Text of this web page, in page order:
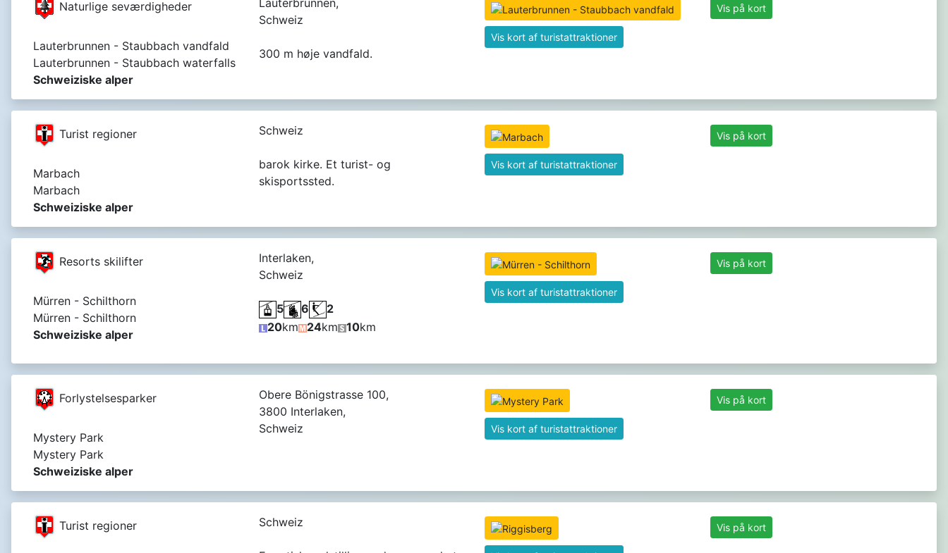
Naturlige seværdigheder
Lauterbrunnen - Staubbach vandfald
Lauterbrunnen - Staubbach waterfalls
Schweiziske alper
Lauterbrunnen,
Schweiz
300 m høje vandfald.
Vis kort af turistattraktioner
Vis på kort
Turist regioner
Marbach
Marbach
Schweiziske alper
Schweiz
barok kirke. Et turist- og
skisportssted.
Vis kort af turistattraktioner
Vis på kort
Resorts skilifter
Mürren - Schilthorn
Mürren - Schilthorn
Schweiziske alper
Interlaken,
Schweiz
5 6
2
20km 24km 10km
Vis kort af turistattraktioner
Vis på kort
Forlystelsesparker
Mystery Park
Mystery Park
Schweiziske alper
Obere Bönigstrasse 100,
3800 Interlaken,
Schweiz
Vis kort af turistattraktioner
Vis på kort
Turist regioner Schweiz Vis på kort